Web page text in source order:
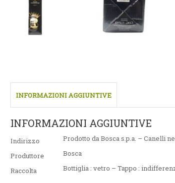
INFORMAZIONI AGGIUNTIVE
INFORMAZIONI AGGIUNTIVE
Indirizzo
Prodotto da Bosca s.p.a. – Canelli
Produttore
Bosca
Raccolta
Bottiglia : vetro – Tappo :